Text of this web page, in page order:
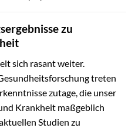
zu
sich rasant weiter.
treten
zutage, die unser
Krankheit maßgeblich
Studien zu